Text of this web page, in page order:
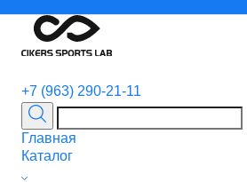
+7 (963) 290-21-11
Главная
Каталог